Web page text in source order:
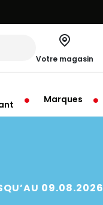
Votre magasin
à 19:30 Marques
09.08.2026